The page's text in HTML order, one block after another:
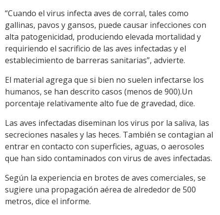
“Cuando el virus infecta aves de corral, tales como
gallinas, pavos y gansos, puede causar infecciones con
alta patogenicidad, produciendo elevada mortalidad y
requiriendo el sacrificio de las aves infectadas y el
establecimiento de barreras sanitarias”, advierte.
El material agrega que si bien no suelen infectarse los
humanos, se han descrito casos (menos de 900).Un
porcentaje relativamente alto fue de gravedad, dice.
Las aves infectadas diseminan los virus por la saliva, las
secreciones nasales y las heces. También se contagian al
entrar en contacto con superficies, aguas, o aerosoles
que han sido contaminados con virus de aves infectadas.
Según la experiencia en brotes de aves comerciales, se
sugiere una propagación aérea de alrededor de 500
metros, dice el informe.